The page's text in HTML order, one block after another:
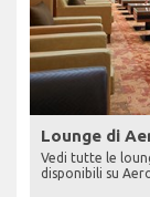
Lounge di
Vedi tutte le
disponibili su